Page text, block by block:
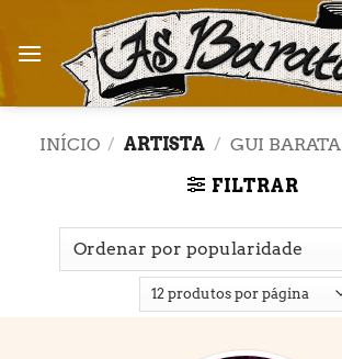
content
INÍCIO / ARTISTA / GUI BARATA
FILTRAR